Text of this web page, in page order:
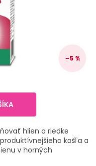
–5 %
hlien a riedke
kašľa a
v horných